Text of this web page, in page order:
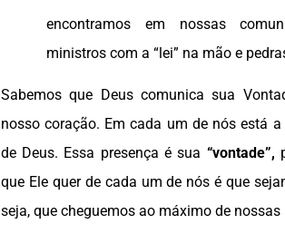
encontramos em nossas
ministros com a “lei” na mão e
Sabemos que Deus comunica sua
nosso coração. Em cada um de nós está a
de Deus. Essa presença é sua “vontade”,
que Ele quer de cada um de nós é que
seja, que cheguemos ao máximo de